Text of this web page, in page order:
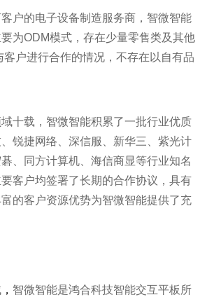
户的电子设备制造服务商，智微智能
为ODM模式，存在少量零售类及其他
客户进行合作的情况，不存在以自有品
十载，智微智能积累了一批行业优质
锐捷网络、深信服、新华三、紫光计
、同方计算机、海信商显等行业知名
客户均签署了长期的合作协议，具有
的客户资源优势为智微智能提供了充
， 智微智能是鸿合科技智能交互平板所